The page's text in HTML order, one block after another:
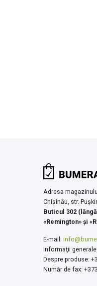
Adresa
Chişinău, str.
Buticul 302
«Remington» şi
E-mail:
Informaţii
Despre produse:
Număr de fax: